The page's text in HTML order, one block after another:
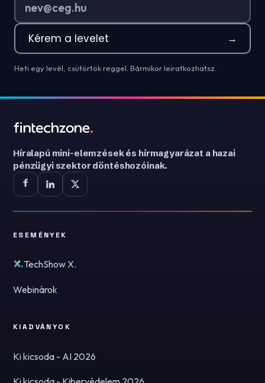
Kérem a levelet →
Heti egy levél, csütörtök reggel. Bármikor leiratkozhatsz.
Híralapú mini-elemzések és hírmagyarázat a hazai
pénzügyi szektor döntéshozóinak.
ESEMÉNYEK
TechShow X.
Webinárok
KIADVÁNYOK
Ki kicsoda - AI 2026